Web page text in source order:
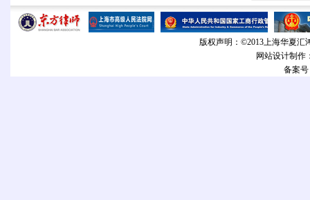
版权声明：©2013上海华夏
网站设计制作
备案号